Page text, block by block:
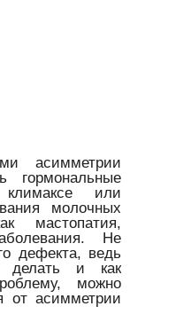
асимметрии
гормональные
или
молочных
мастопатия,
Не
дефекта, ведь
делать и как
можно
от асимметрии